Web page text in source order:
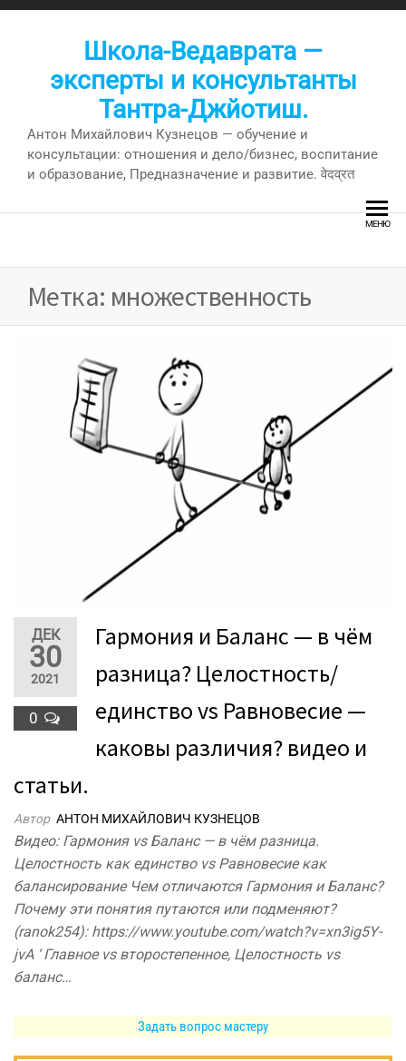
Перейти
Школа-Ведаврата —
эксперты и консультанты
Тантра-Джйотиш.
Антон Михайлович Кузнецов — обучение и
консультации: отношения и дело/бизнес, воспитание
и образование, Предназначение и развитие. वेदव्रत
МЕНЮ
Метка: множественность
ДЕК
30
2021
0
Гармония и Баланс — в чём
разница? Целостность/
единство vs Равновесие —
каковы различия? видео и
статьи.
Автор АНТОН МИХАЙЛОВИЧ КУЗНЕЦОВ
Видео: Гармония vs Баланс — в чём разница.
Целостность как единство vs Равновесие как
балансирование Чем отличаются Гармония и Баланс?
Почему эти понятия путаются или подменяют?
(ranok254): https://www.youtube.com/watch?v=xn3ig5Y-
jvA ‘ Главное vs второстепенное, Целостность vs
баланс…
Задать вопрос мастеру